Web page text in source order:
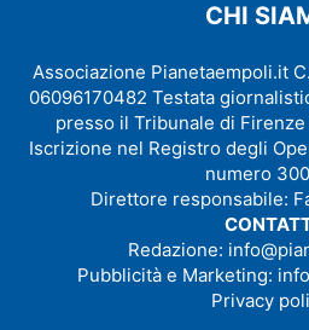
CHI
Associazione Pianetaempoli.it
06096170482 Testata
presso il Tribunale di
Iscrizione nel Registro degli
numero
Direttore responsabile:
Redazione:
Pubblicità e Marketing:
Privacy